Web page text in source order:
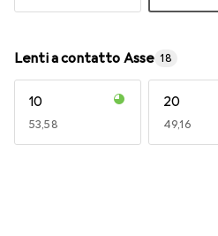
Lenti a contatto Asse 18
10
EUR
53,58
20
EUR
49,16